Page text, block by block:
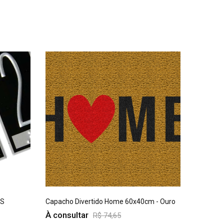
Capacho Divertido Home 60x40cm - Ouro
À consultar R$ 74,65